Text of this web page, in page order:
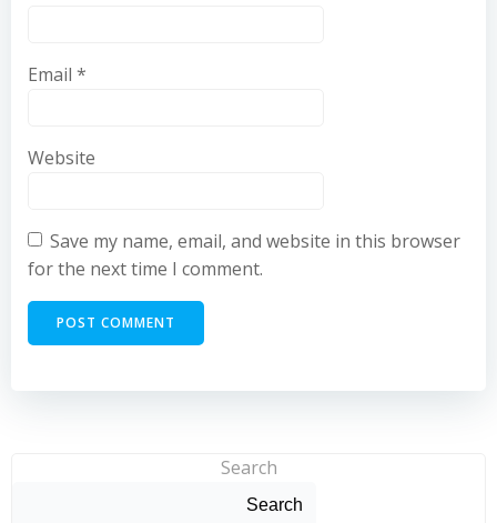
Email *
Website
Save my name, email, and website in this browser
for the next time I comment.
Search
Search